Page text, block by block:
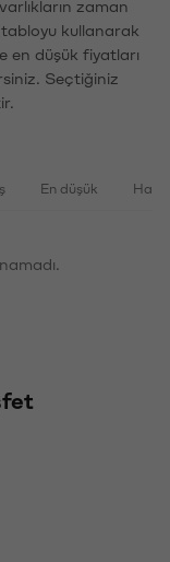
zaman
tabloyu kullanarak
en düşük fiyatları
Seçtiğiniz
En düşük